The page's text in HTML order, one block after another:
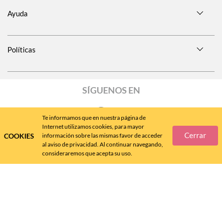
COOKIES
Te informamos que en nuestra página de
Internet utilizamos cookies, para mayor
información sobre las mismas favor de acceder
al aviso de privacidad. Al continuar navegando,
consideraremos que acepta su uso.
Cerrar
Ayuda
Políticas
SÍGUENOS EN
CallCenter477 788 4600